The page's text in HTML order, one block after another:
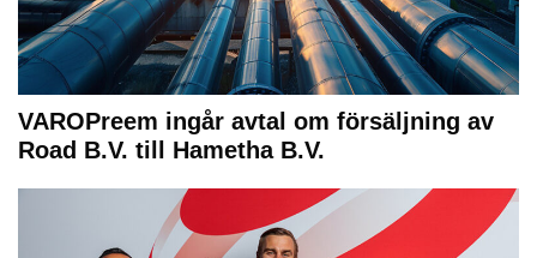
VAROPreem ingår avtal om försäljning av
Road B.V. till Hametha B.V.